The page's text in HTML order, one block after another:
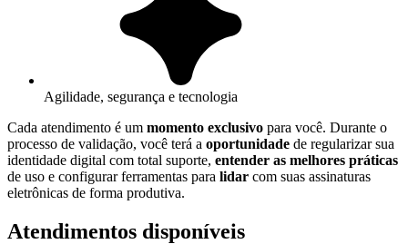
Agilidade, segurança e tecnologia
Cada atendimento é um momento exclusivo para você. Durante o
processo de validação, você terá a oportunidade de regularizar sua
identidade digital com total suporte, entender as melhores práticas
de uso e configurar ferramentas para lidar com suas assinaturas
eletrônicas de forma produtiva.
Atendimentos disponíveis